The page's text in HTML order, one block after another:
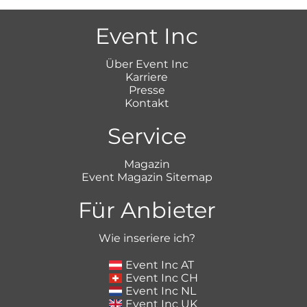
Event Inc
Über Event Inc
Karriere
Presse
Kontakt
Service
Magazin
Event Magazin Sitemap
Für Anbieter
Wie inseriere ich?
Event Inc AT
Event Inc CH
Event Inc NL
Event Inc UK